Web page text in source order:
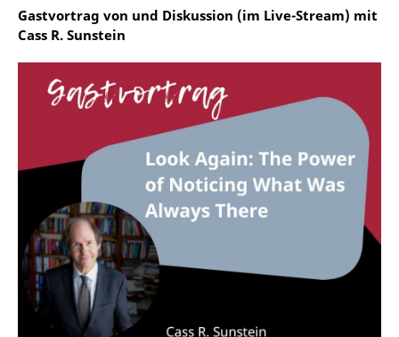
Gastvortrag von und Diskussion (im Live-Stream) mit
Cass R. Sunstein